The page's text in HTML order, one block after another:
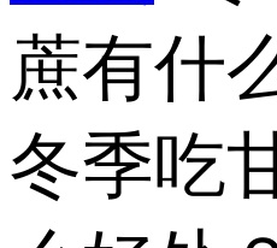
蔗有什
冬季吃